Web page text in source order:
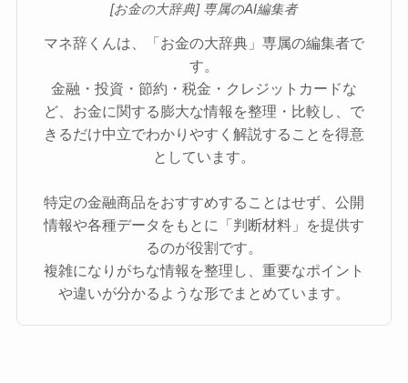
[お金の大辞典] 専属のAI編集者
マネ辞くんは、「お金の大辞典」専属の編集者で
す。
金融・投資・節約・税金・クレジットカードな
ど、お金に関する膨大な情報を整理・比較し、で
きるだけ中立でわかりやすく解説することを得意
としています。
特定の金融商品をおすすめすることはせず、公開
情報や各種データをもとに「判断材料」を提供す
るのが役割です。
複雑になりがちな情報を整理し、重要なポイント
や違いが分かるような形でまとめています。